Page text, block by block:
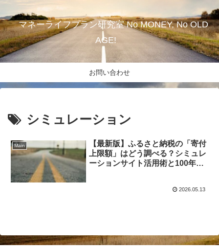
マネーライフプラン研究室 No MONEY, No OLD
AGE!
お問い合わせ
シミュレーション
Main
【最新版】ふるさと納税の「寄付
上限額」はどう調べる？シミュレ
ーションサイト活用術と100年計
2026.05.13